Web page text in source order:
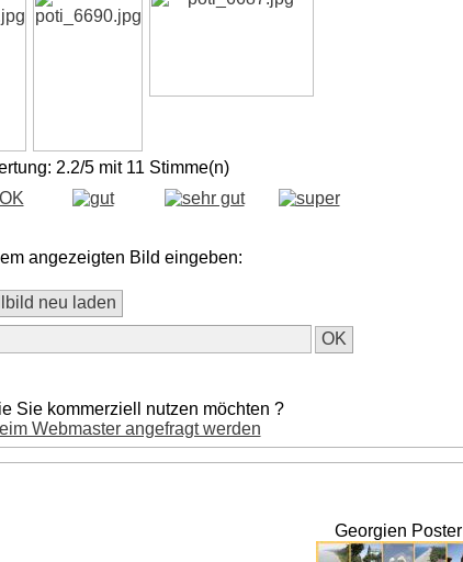
2.2/5 mit 11 Stimme(n)
angezeigten Bild eingeben:
Sie kommerziell nutzen möchten ?
Webmaster angefragt werden
Georgien Poster